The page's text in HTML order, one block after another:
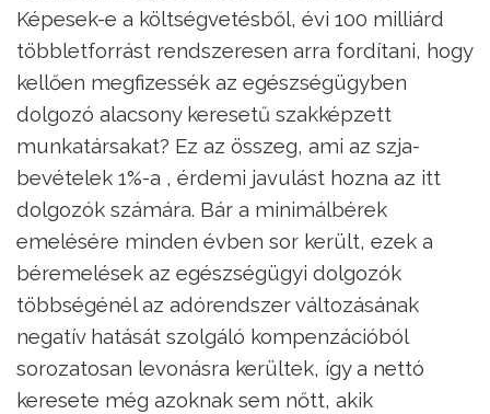
Képesek-e a költségvetésből, évi 100 milliárd
többletforrást rendszeresen arra fordítani, hogy
kellően megfizessék az egészségügyben
dolgozó alacsony keresetű szakképzett
munkatársakat? Ez az összeg, ami az szja-
bevételek 1%-a , érdemi javulást hozna az itt
dolgozók számára. Bár a minimálbérek
emelésére minden évben sor került, ezek a
béremelések az egészségügyi dolgozók
többségénél az adórendszer változásának
negatív hatását szolgáló kompenzációból
sorozatosan levonásra kerültek, így a nettó
keresete még azoknak sem nőtt, akik